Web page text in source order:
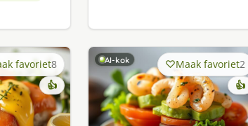
favoriet8
👍
AI-kok Maak favoriet2
👍